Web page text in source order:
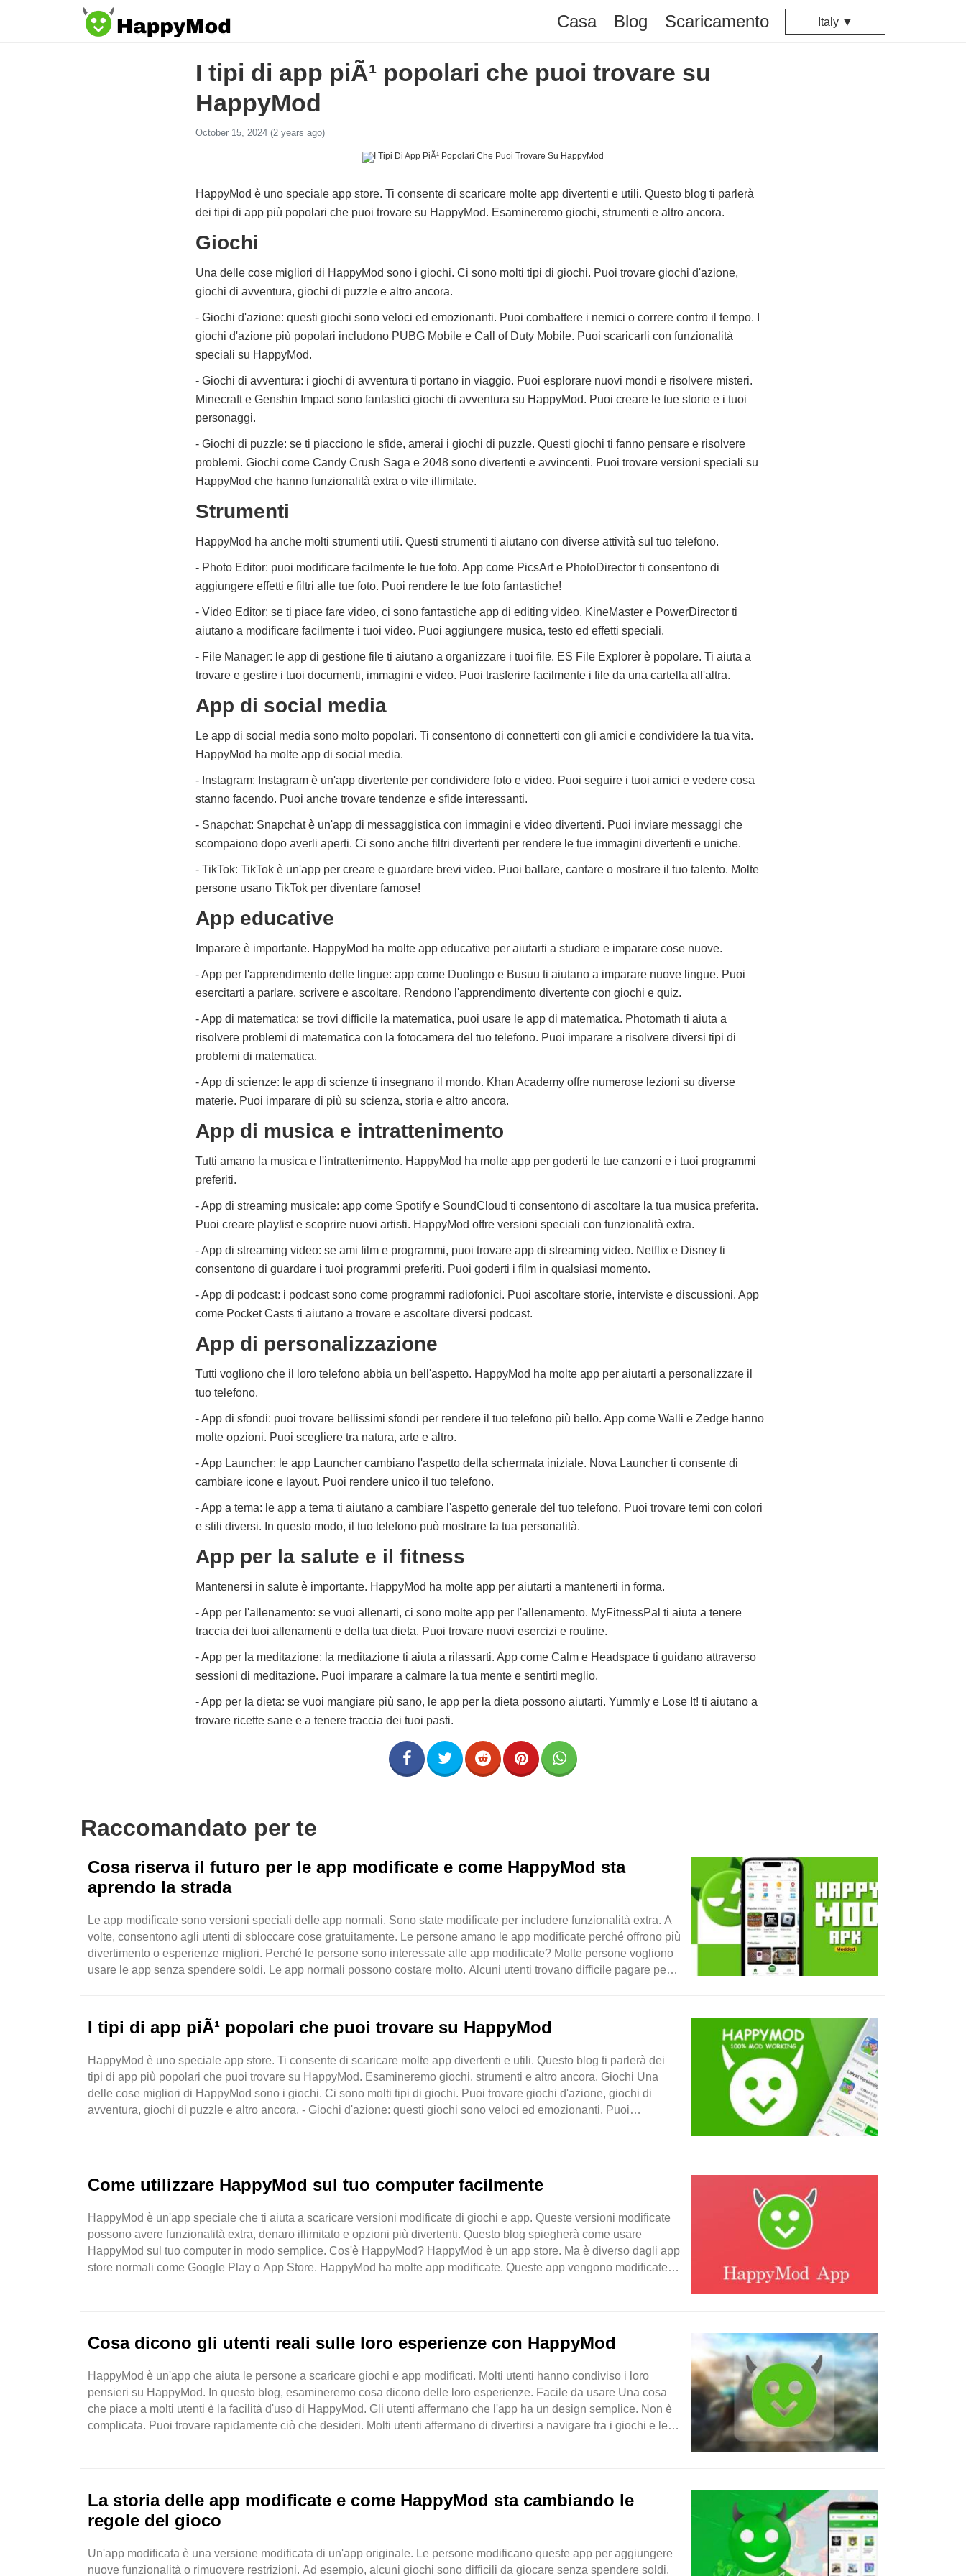
Casa Blog Scaricamento Italy ▼
I tipi di app piÃ¹ popolari che puoi trovare su
HappyMod
October 15, 2024 (2 years ago)
HappyMod è uno speciale app store. Ti consente di scaricare molte app divertenti e utili. Questo blog ti parlerà
dei tipi di app più popolari che puoi trovare su HappyMod. Esamineremo giochi, strumenti e altro ancora.
Giochi
Una delle cose migliori di HappyMod sono i giochi. Ci sono molti tipi di giochi. Puoi trovare giochi d'azione,
giochi di avventura, giochi di puzzle e altro ancora.
- Giochi d'azione: questi giochi sono veloci ed emozionanti. Puoi combattere i nemici o correre contro il tempo. I
giochi d'azione più popolari includono PUBG Mobile e Call of Duty Mobile. Puoi scaricarli con funzionalità
speciali su HappyMod.
- Giochi di avventura: i giochi di avventura ti portano in viaggio. Puoi esplorare nuovi mondi e risolvere misteri.
Minecraft e Genshin Impact sono fantastici giochi di avventura su HappyMod. Puoi creare le tue storie e i tuoi
personaggi.
- Giochi di puzzle: se ti piacciono le sfide, amerai i giochi di puzzle. Questi giochi ti fanno pensare e risolvere
problemi. Giochi come Candy Crush Saga e 2048 sono divertenti e avvincenti. Puoi trovare versioni speciali su
HappyMod che hanno funzionalità extra o vite illimitate.
Strumenti
HappyMod ha anche molti strumenti utili. Questi strumenti ti aiutano con diverse attività sul tuo telefono.
- Photo Editor: puoi modificare facilmente le tue foto. App come PicsArt e PhotoDirector ti consentono di
aggiungere effetti e filtri alle tue foto. Puoi rendere le tue foto fantastiche!
- Video Editor: se ti piace fare video, ci sono fantastiche app di editing video. KineMaster e PowerDirector ti
aiutano a modificare facilmente i tuoi video. Puoi aggiungere musica, testo ed effetti speciali.
- File Manager: le app di gestione file ti aiutano a organizzare i tuoi file. ES File Explorer è popolare. Ti aiuta a
trovare e gestire i tuoi documenti, immagini e video. Puoi trasferire facilmente i file da una cartella all'altra.
App di social media
Le app di social media sono molto popolari. Ti consentono di connetterti con gli amici e condividere la tua vita.
HappyMod ha molte app di social media.
- Instagram: Instagram è un'app divertente per condividere foto e video. Puoi seguire i tuoi amici e vedere cosa
stanno facendo. Puoi anche trovare tendenze e sfide interessanti.
- Snapchat: Snapchat è un'app di messaggistica con immagini e video divertenti. Puoi inviare messaggi che
scompaiono dopo averli aperti. Ci sono anche filtri divertenti per rendere le tue immagini divertenti e uniche.
- TikTok: TikTok è un'app per creare e guardare brevi video. Puoi ballare, cantare o mostrare il tuo talento. Molte
persone usano TikTok per diventare famose!
App educative
Imparare è importante. HappyMod ha molte app educative per aiutarti a studiare e imparare cose nuove.
- App per l'apprendimento delle lingue: app come Duolingo e Busuu ti aiutano a imparare nuove lingue. Puoi
esercitarti a parlare, scrivere e ascoltare. Rendono l'apprendimento divertente con giochi e quiz.
- App di matematica: se trovi difficile la matematica, puoi usare le app di matematica. Photomath ti aiuta a
risolvere problemi di matematica con la fotocamera del tuo telefono. Puoi imparare a risolvere diversi tipi di
problemi di matematica.
- App di scienze: le app di scienze ti insegnano il mondo. Khan Academy offre numerose lezioni su diverse
materie. Puoi imparare di più su scienza, storia e altro ancora.
App di musica e intrattenimento
Tutti amano la musica e l'intrattenimento. HappyMod ha molte app per goderti le tue canzoni e i tuoi programmi
preferiti.
- App di streaming musicale: app come Spotify e SoundCloud ti consentono di ascoltare la tua musica preferita.
Puoi creare playlist e scoprire nuovi artisti. HappyMod offre versioni speciali con funzionalità extra.
- App di streaming video: se ami film e programmi, puoi trovare app di streaming video. Netflix e Disney ti
consentono di guardare i tuoi programmi preferiti. Puoi goderti i film in qualsiasi momento.
- App di podcast: i podcast sono come programmi radiofonici. Puoi ascoltare storie, interviste e discussioni. App
come Pocket Casts ti aiutano a trovare e ascoltare diversi podcast.
App di personalizzazione
Tutti vogliono che il loro telefono abbia un bell'aspetto. HappyMod ha molte app per aiutarti a personalizzare il
tuo telefono.
- App di sfondi: puoi trovare bellissimi sfondi per rendere il tuo telefono più bello. App come Walli e Zedge hanno
molte opzioni. Puoi scegliere tra natura, arte e altro.
- App Launcher: le app Launcher cambiano l'aspetto della schermata iniziale. Nova Launcher ti consente di
cambiare icone e layout. Puoi rendere unico il tuo telefono.
- App a tema: le app a tema ti aiutano a cambiare l'aspetto generale del tuo telefono. Puoi trovare temi con colori
e stili diversi. In questo modo, il tuo telefono può mostrare la tua personalità.
App per la salute e il fitness
Mantenersi in salute è importante. HappyMod ha molte app per aiutarti a mantenerti in forma.
- App per l'allenamento: se vuoi allenarti, ci sono molte app per l'allenamento. MyFitnessPal ti aiuta a tenere
traccia dei tuoi allenamenti e della tua dieta. Puoi trovare nuovi esercizi e routine.
- App per la meditazione: la meditazione ti aiuta a rilassarti. App come Calm e Headspace ti guidano attraverso
sessioni di meditazione. Puoi imparare a calmare la tua mente e sentirti meglio.
- App per la dieta: se vuoi mangiare più sano, le app per la dieta possono aiutarti. Yummly e Lose It! ti aiutano a
trovare ricette sane e a tenere traccia dei tuoi pasti.
Raccomandato per te
Cosa riserva il futuro per le app modificate e come HappyMod sta
aprendo la strada
Le app modificate sono versioni speciali delle app normali. Sono state modificate per includere funzionalità extra. A
volte, consentono agli utenti di sbloccare cose gratuitamente. Le persone amano le app modificate perché offrono più
divertimento o esperienze migliori. Perché le persone sono interessate alle app modificate? Molte persone vogliono
usare le app senza spendere soldi. Le app normali possono costare molto. Alcuni utenti trovano difficile pagare per
I tipi di app piÃ¹ popolari che puoi trovare su HappyMod
HappyMod è uno speciale app store. Ti consente di scaricare molte app divertenti e utili. Questo blog ti parlerà dei
tipi di app più popolari che puoi trovare su HappyMod. Esamineremo giochi, strumenti e altro ancora. Giochi Una
delle cose migliori di HappyMod sono i giochi. Ci sono molti tipi di giochi. Puoi trovare giochi d'azione, giochi di
avventura, giochi di puzzle e altro ancora. - Giochi d'azione: questi giochi sono veloci ed emozionanti. Puoi
Come utilizzare HappyMod sul tuo computer facilmente
HappyMod è un'app speciale che ti aiuta a scaricare versioni modificate di giochi e app. Queste versioni modificate
possono avere funzionalità extra, denaro illimitato e opzioni più divertenti. Questo blog spiegherà come usare
HappyMod sul tuo computer in modo semplice. Cos'è HappyMod? HappyMod è un app store. Ma è diverso dagli app
store normali come Google Play o App Store. HappyMod ha molte app modificate. Queste app vengono modificate
Cosa dicono gli utenti reali sulle loro esperienze con HappyMod
HappyMod è un'app che aiuta le persone a scaricare giochi e app modificati. Molti utenti hanno condiviso i loro
pensieri su HappyMod. In questo blog, esamineremo cosa dicono delle loro esperienze. Facile da usare Una cosa
che piace a molti utenti è la facilità d'uso di HappyMod. Gli utenti affermano che l'app ha un design semplice. Non è
complicata. Puoi trovare rapidamente ciò che desideri. Molti utenti affermano di divertirsi a navigare tra i giochi e le
La storia delle app modificate e come HappyMod sta cambiando le
regole del gioco
Un'app modificata è una versione modificata di un'app originale. Le persone modificano queste app per aggiungere
nuove funzionalità o rimuovere restrizioni. Ad esempio, alcuni giochi sono difficili da giocare senza spendere soldi.